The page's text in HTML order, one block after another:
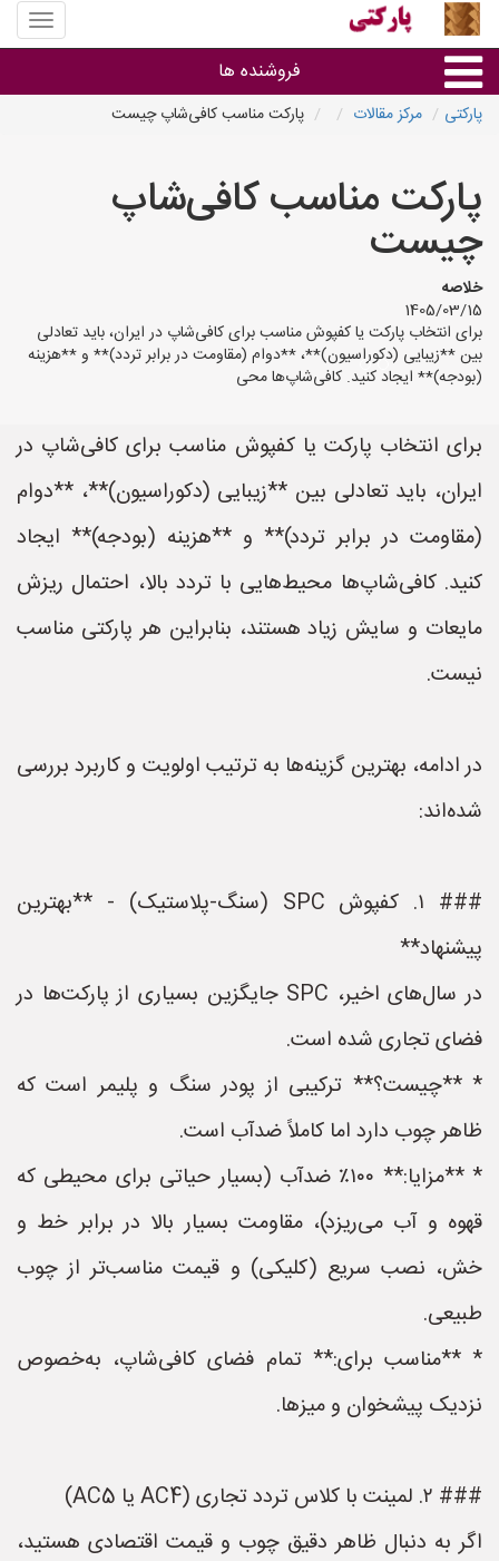
منوی
سایت
فروشنده ها
استان ها
پارکتی مرکز مقالات پارکت مناسب کافی‌شاپ چیست
پارکت مناسب کافی‌شاپ
چیست
خلاصه
1405/03/15
برای انتخاب پارکت یا کفپوش مناسب برای کافی‌شاپ در ایران، باید تعادلی
بین **زیبایی (دکوراسیون)**، **دوام (مقاومت در برابر تردد)** و **هزینه
(بودجه)** ایجاد کنید. کافی‌شاپ‌ها محی
برای انتخاب پارکت یا کفپوش مناسب برای کافی‌شاپ در
ایران، باید تعادلی بین **زیبایی (دکوراسیون)**، **دوام
(مقاومت در برابر تردد)** و **هزینه (بودجه)** ایجاد
کنید. کافی‌شاپ‌ها محیط‌هایی با تردد بالا، احتمال ریزش
مایعات و سایش زیاد هستند، بنابراین هر پارکتی مناسب
نیست.
در ادامه، بهترین گزینه‌ها به ترتیب اولویت و کاربرد بررسی
شده‌اند:
### ۱. کفپوش SPC (سنگ-پلاستیک) - **بهترین
پیشنهاد**
در سال‌های اخیر، SPC جایگزین بسیاری از پارکت‌ها در
فضای تجاری شده است.
* **چیست؟** ترکیبی از پودر سنگ و پلیمر است که
ظاهر چوب دارد اما کاملاً ضدآب است.
* **مزایا:** ۱۰۰٪ ضدآب (بسیار حیاتی برای محیطی که
قهوه و آب می‌ریزد)، مقاومت بسیار بالا در برابر خط و
خش، نصب سریع (کلیکی) و قیمت مناسب‌تر از چوب
طبیعی.
* **مناسب برای:** تمام فضای کافی‌شاپ، به‌خصوص
نزدیک پیشخوان و میزها.
### ۲. لمینت با کلاس تردد تجاری (AC4 یا AC5)
اگر به دنبال ظاهر دقیق چوب و قیمت اقتصادی هستید،